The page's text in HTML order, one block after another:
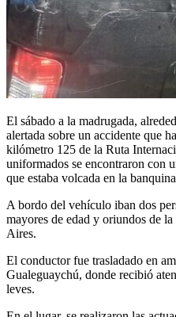
El sábado a la madrugada,
alertada sobre un accidente que
kilómetro 125 de la Ruta
uniformados se encontraron con
que estaba volcada en la
A bordo del vehículo iban dos
mayores de edad y oriundos de
Aires.
El conductor fue trasladado en
Gualeguaychú, donde recibió
leves.